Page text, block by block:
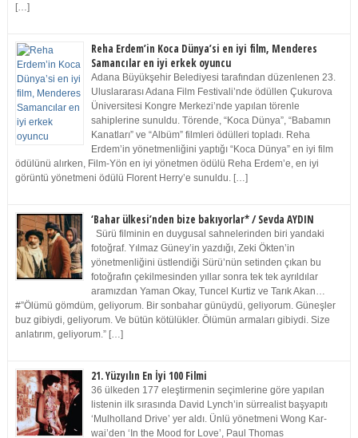
[…]
Reha Erdem’in Koca Dünya’si en iyi film, Menderes
Samancılar en iyi erkek oyuncu
Adana Büyükşehir Belediyesi tarafından düzenlenen 23.
Uluslararası Adana Film Festivali’nde ödüllen Çukurova
Üniversitesi Kongre Merkezi’nde yapılan törenle
sahiplerine sunuldu. Törende, “Koca Dünya”, “Babamın
Kanatları” ve “Albüm” filmleri ödülleri topladı. Reha
Erdem’in yönetmenliğini yaptığı “Koca Dünya” en iyi film
ödülünü alırken, Film-Yön en iyi yönetmen ödülü Reha Erdem’e, en iyi
görüntü yönetmeni ödülü Florent Herry’e sunuldu. […]
‘Bahar ülkesi’nden bize bakıyorlar* / Sevda AYDIN
Sürü filminin en duygusal sahnelerinden biri yandaki
fotoğraf. Yılmaz Güney’in yazdığı, Zeki Ökten’in
yönetmenliğini üstlendiği Sürü’nün setinden çıkan bu
fotoğrafın çekilmesinden yıllar sonra tek tek ayrıldılar
aramızdan Yaman Okay, Tuncel Kurtiz ve Tarık Akan…
#”Ölümü gömdüm, geliyorum. Bir sonbahar günüydü, geliyorum. Güneşler
buz gibiydi, geliyorum. Ve bütün kötülükler. Ölümün armaları gibiydi. Size
anlatırım, geliyorum.” […]
21. Yüzyılın En İyi 100 Filmi
36 ülkeden 177 eleştirmenin seçimlerine göre yapılan
listenin ilk sırasında David Lynch’in sürrealist başyapıtı
‘Mulholland Drive’ yer aldı. Ünlü yönetmeni Wong Kar-
wai’den ‘In the Mood for Love’, Paul Thomas